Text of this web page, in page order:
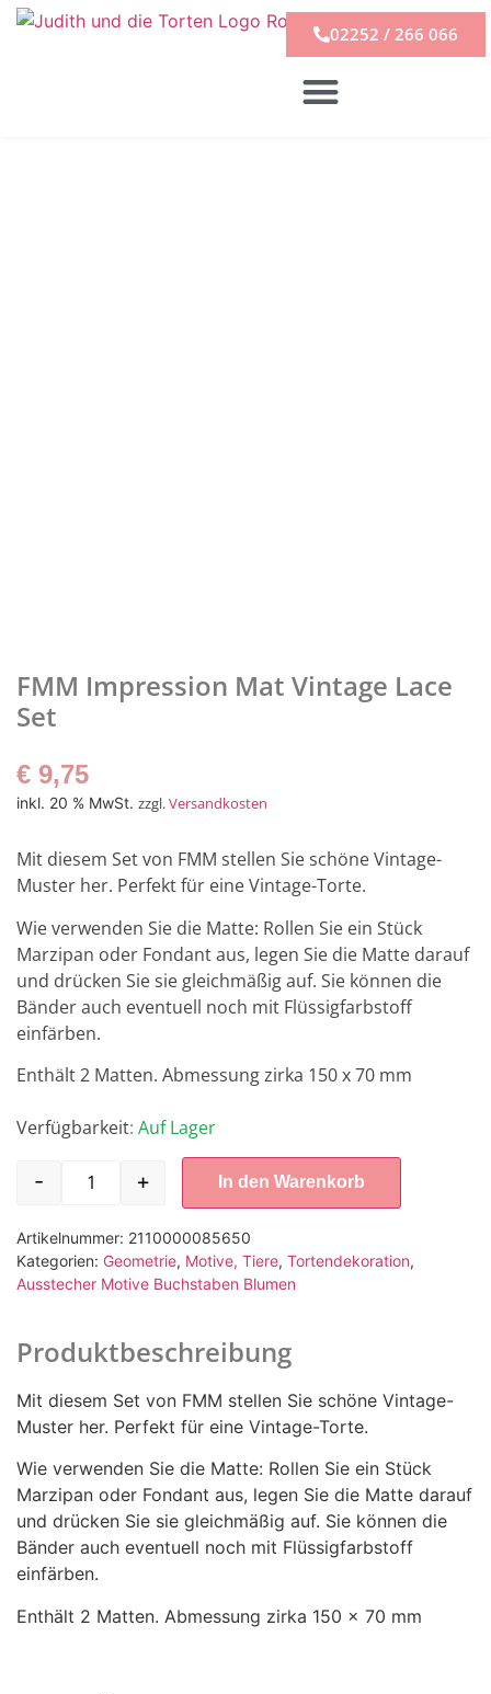
02252 / 266 066
FMM Impression Mat Vintage Lace
Set
€ 9,75
inkl. 20 % MwSt. zzgl.Versandkosten
Mit diesem Set von FMM stellen Sie schöne Vintage-
Muster her. Perfekt für eine Vintage-Torte.
Wie verwenden Sie die Matte: Rollen Sie ein Stück
Marzipan oder Fondant aus, legen Sie die Matte darauf
und drücken Sie sie gleichmäßig auf. Sie können die
Bänder auch eventuell noch mit Flüssigfarbstoff
einfärben.
Enthält 2 Matten. Abmessung zirka 150 x 70 mm
Verfügbarkeit: Auf Lager
- + In den Warenkorb
Artikelnummer: 2110000085650
Kategorien: Geometrie, Motive, Tiere, Tortendekoration,
Ausstecher Motive Buchstaben Blumen
Produktbeschreibung
Mit diesem Set von FMM stellen Sie schöne Vintage-
Muster her. Perfekt für eine Vintage-Torte.
Wie verwenden Sie die Matte: Rollen Sie ein Stück
Marzipan oder Fondant aus, legen Sie die Matte darauf
und drücken Sie sie gleichmäßig auf. Sie können die
Bänder auch eventuell noch mit Flüssigfarbstoff
einfärben.
Enthält 2 Matten. Abmessung zirka 150 x 70 mm